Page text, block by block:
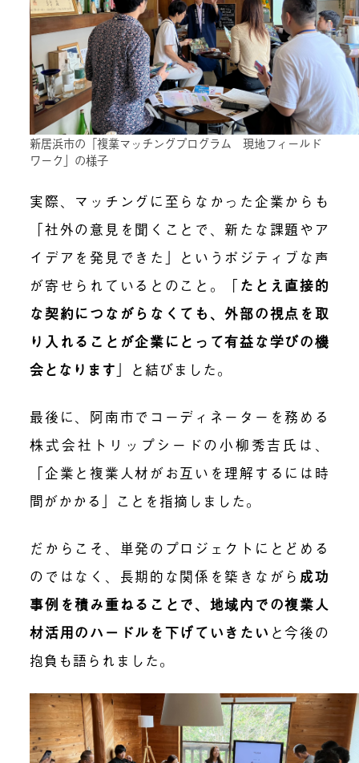
新居浜市の「複業マッチングプログラム 現地フィールド
ワーク」の様子
実際、マッチングに至らなかった企業からも
「社外の意見を聞くことで、新たな課題やア
イデアを発見できた」というポジティブな声
が寄せられているとのこと。「 たとえ直接的
な契約につながらなくても、外部の視点を取
り入れることが企業にとって有益な学びの機
会となります 」と結びました。
最後に、阿南市でコーディネーターを務める
株式会社トリップシードの小柳秀吉氏は、
「企業と複業人材がお互いを理解するには時
間がかかる」ことを指摘しました。
だからこそ、単発のプロジェクトにとどめる
のではなく、長期的な関係を築きながら 成功
事例を積み重ねることで、地域内での複業人
材活用のハードルを下げていきたい と今後の
抱負も語られました。